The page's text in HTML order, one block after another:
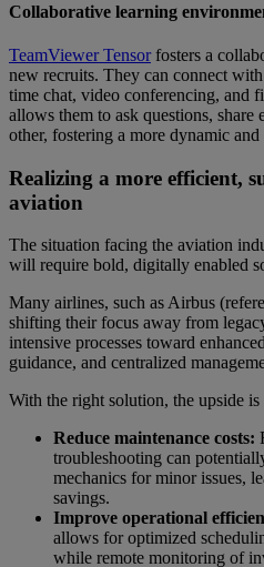
Collaborative learning
TeamViewer Tensorfosters a
new recruits. They can connect
time chat, video conferencing, and
allows them to ask questions, share
other, fostering a more dynamic
Realizing a more efficient,
aviation
The situation facing the aviation
will require bold, digitally enabled
Many airlines, such as Airbus
shifting their focus away from
intensive processes toward
guidance, and centralized
With the right solution, the upside is
Reduce maintenance costs:
troubleshooting can
mechanics for minor issues,
savings.
Improve operational
allows for optimized
while remote monitoring of